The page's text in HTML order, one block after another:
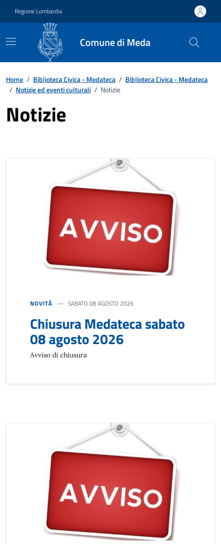
Regione Lombardia
Comune di Meda
Home / Biblioteca Civica - Medateca / Biblioteca Civica - Medateca
/ Notizie ed eventi culturali / Notizie
Notizie
NOVITÀ SABATO 08 AGOSTO 2026
Chiusura Medateca sabato
08 agosto 2026
Avviso di chiusura